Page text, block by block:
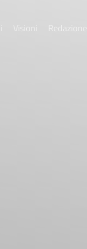
Visioni Redazione